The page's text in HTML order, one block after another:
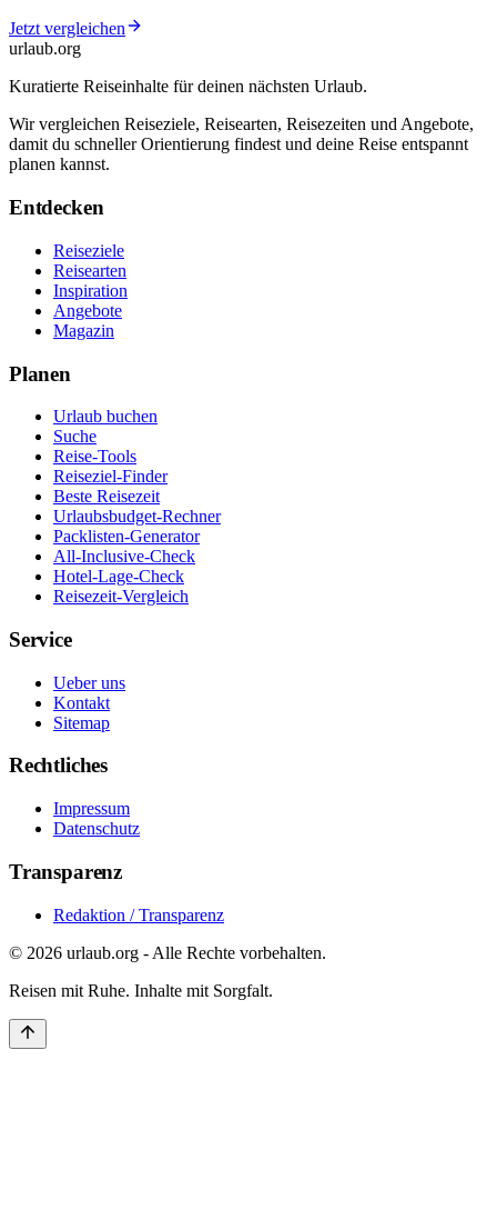
Jetzt vergleichen
urlaub.org
Kuratierte Reiseinhalte für deinen nächsten Urlaub.
Wir vergleichen Reiseziele, Reisearten, Reisezeiten und Angebote,
damit du schneller Orientierung findest und deine Reise entspannt
planen kannst.
Entdecken
Reiseziele
Reisearten
Inspiration
Angebote
Magazin
Planen
Urlaub buchen
Suche
Reise-Tools
Reiseziel-Finder
Beste Reisezeit
Urlaubsbudget-Rechner
Packlisten-Generator
All-Inclusive-Check
Hotel-Lage-Check
Reisezeit-Vergleich
Service
Ueber uns
Kontakt
Sitemap
Rechtliches
Impressum
Datenschutz
Transparenz
Redaktion / Transparenz
© 2026 urlaub.org - Alle Rechte vorbehalten.
Reisen mit Ruhe. Inhalte mit Sorgfalt.